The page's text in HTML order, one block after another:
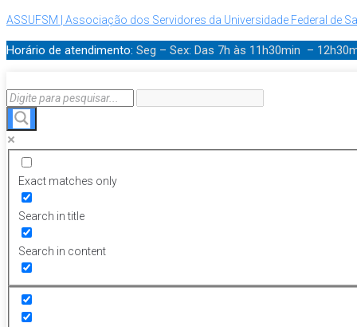
ASSUFSM | Associação dos Servidores da Universidade Federal de
Horário de atendimento: Seg – Sex: Das 7h às 11h30min –
Exact matches only
Search in title
Search in content